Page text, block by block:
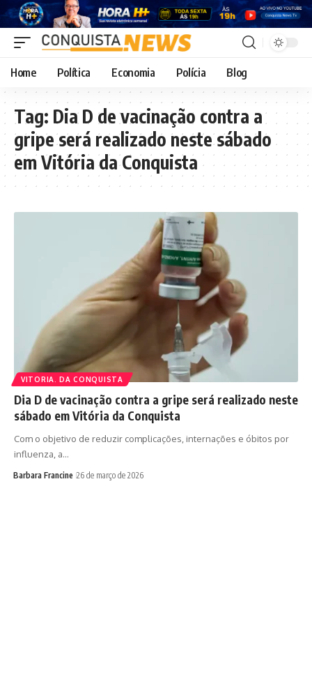
Home Política Economia Polícia Blog
Tag: Dia D de vacinação contra a
gripe será realizado neste sábado
em Vitória da Conquista
VITORIA. DA CONQUISTA
Dia D de vacinação contra a gripe será realizado neste
sábado em Vitória da Conquista
Com o objetivo de reduzir complicações, internações e óbitos por
influenza, a…
Barbara Francine 26 de março de 2026